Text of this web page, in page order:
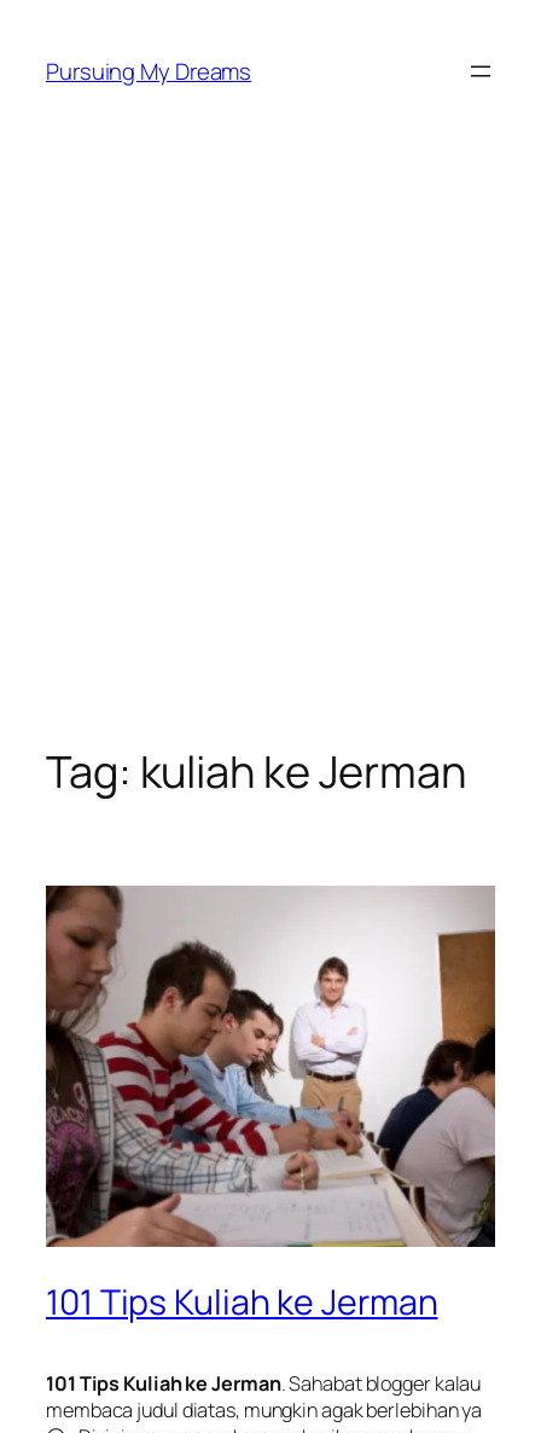
content
Pursuing My Dreams
Tag: kuliah ke Jerman
101 Tips Kuliah ke Jerman
101 Tips Kuliah ke Jerman. Sahabat blogger kalau
membaca judul diatas, mungkin agak berlebihan ya